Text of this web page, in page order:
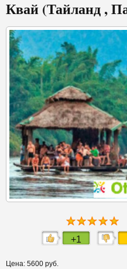
Квай (Тайланд ,
+1
Цена: 5600 руб.